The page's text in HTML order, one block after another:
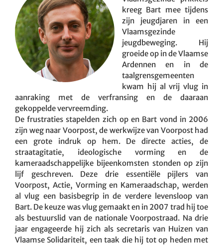
kreeg Bart mee tijdens
zijn jeugdjaren in een
Vlaamsgezinde
jeugdbeweging. Hij
groeide op in de Vlaamse
Ardennen en in de
taalgrensgemeenten
kwam hij al vrij vlug in
aanraking met de verfransing en de daaraan
gekoppelde vervreemding.
De frustraties stapelden zich op en Bart vond in 2006
zijn weg naar Voorpost, de werkwijze van Voorpost had
een grote indruk op hem. De directe acties, de
straatagitatie, ideologische vorming en de
kameraadschappelijke bijeenkomsten stonden op zijn
lijf geschreven. Deze drie essentiële pijlers van
Voorpost, Actie, Vorming en Kameraadschap, werden
al vlug een basisbegrip in de verdere levensloop van
Bart. De keuze was vlug gemaakt en in 2007 trad hij toe
als bestuurslid van de nationale Voorpostraad. Na drie
jaar engageerde hij zich als secretaris van Huizen van
Vlaamse Solidariteit, een taak die hij tot op heden met